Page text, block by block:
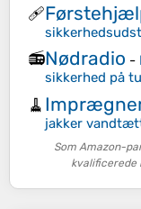
🩹
📻Nødradio -
sikkerhed på
🧹
jakker
Som Amazon-
kvalificerede